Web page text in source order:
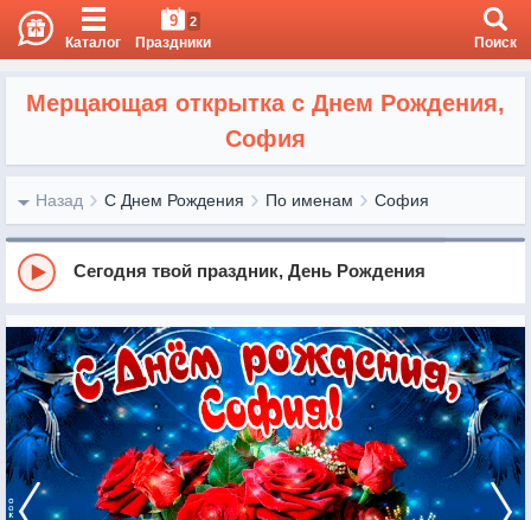
Каталог
9 2
Праздники Поиск
Мерцающая открытка с Днем Рождения,
София
Назад С Днем Рождения По именам София
Сегодня твой праздник, День Рождения